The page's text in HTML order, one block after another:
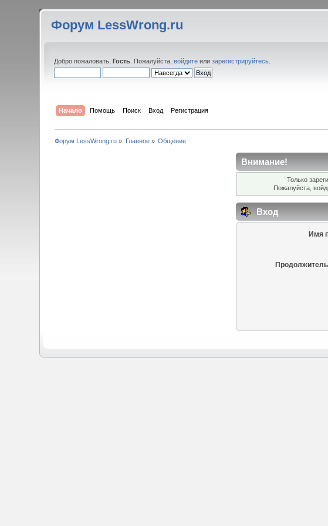
Форум LessWrong.ru
Добро пожаловать,Гость . Пожалуйста,войдите илизарегистрируйтесь
Начало Помощь Поиск Вход Регистрация
Форум LessWrong.ru » Главное» Общение
Внимание!
Только
Пожалуйста,
Вход
Имя